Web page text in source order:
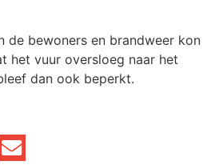
de bewoners en brandweer kon
het vuur oversloeg naar het
dan ook beperkt.